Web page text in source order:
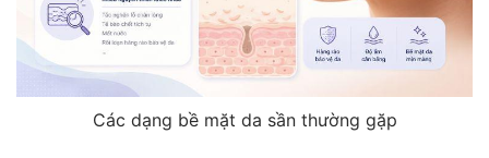
Các dạng bề mặt da sần thường gặp